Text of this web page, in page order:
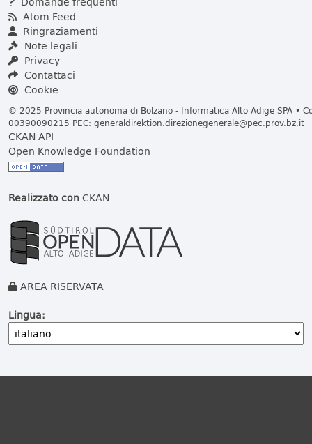
Atom Feed
Ringraziamenti
Note legali
Privacy
Contattaci
Cookie
© 2025 Provincia autonoma di Bolzano - Informatica Alto Adige SPA •
00390090215 PEC: generaldirektion.direzionegenerale@pec.prov.bz.it
CKAN API
Open Knowledge Foundation
Realizzato conCKAN
AREA RISERVATA
Lingua